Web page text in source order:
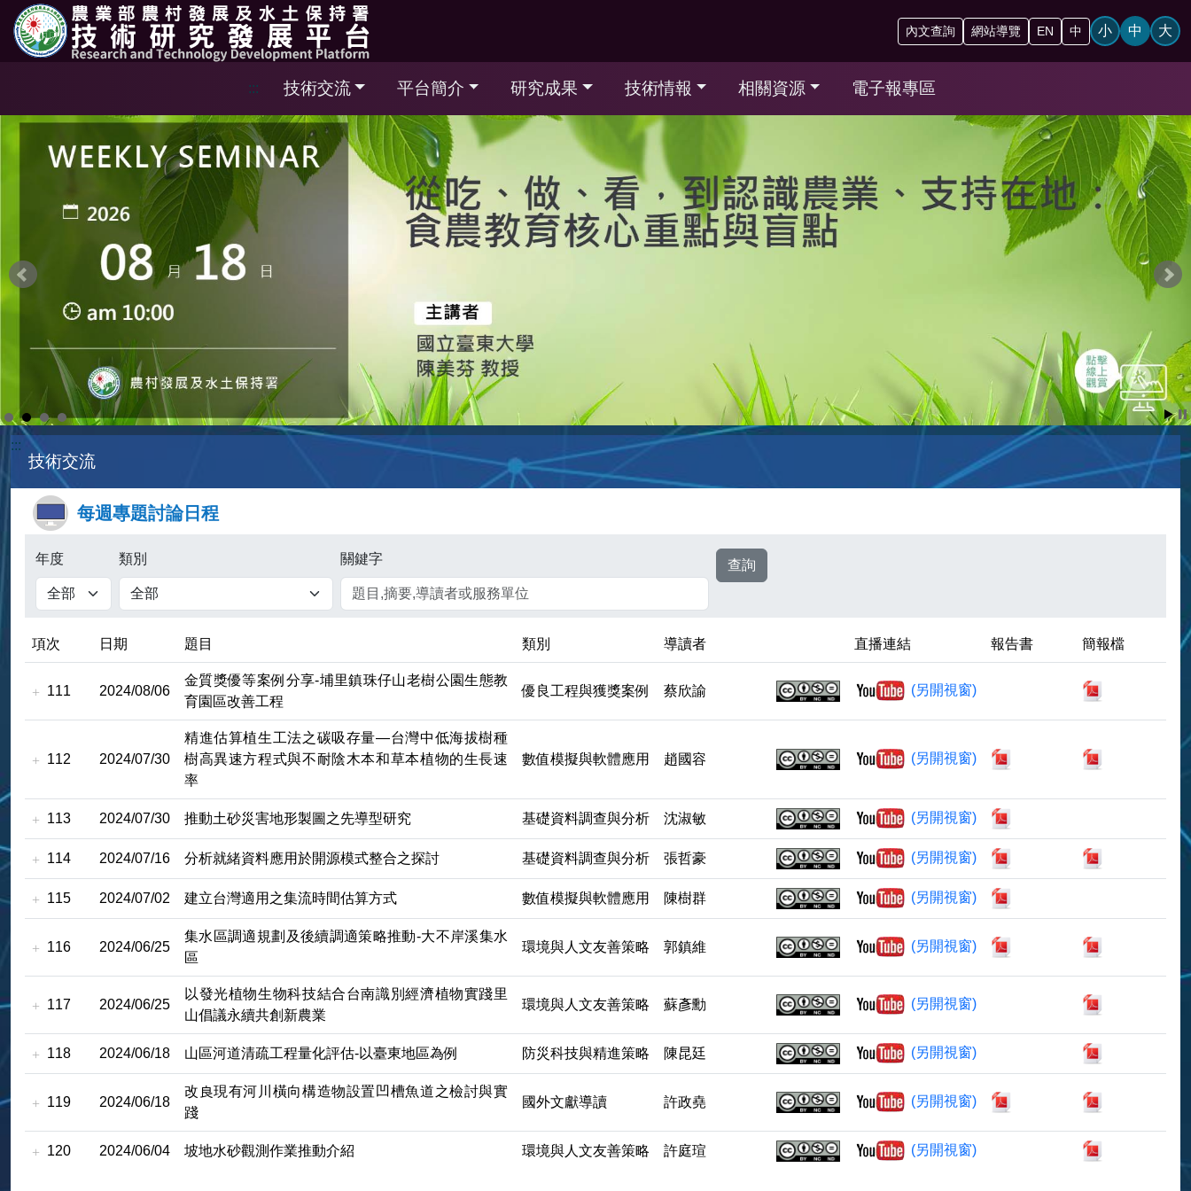
跳到主要內容區塊
內文查詢 網站導覽 EN 中 小 中 大
::: 技術交流 平台簡介 研究成果 技術情報 相關資源 電子報專區
:::
技術交流
每週專題討論日程
年度 類別 關鍵字
項次 日期 題目 類別 導讀者 直播連結 報告書 簡報檔
111 2024/08/06
金質獎優等案例分享-埔里鎮珠仔山老樹公園生態教
育園區改善工程
優良工程與獲獎案例 蔡欣諭 (另開視窗)
112 2024/07/30
精進估算植生工法之碳吸存量—台灣中低海拔樹種
樹高異速方程式與不耐陰木本和草本植物的生長速
率
數值模擬與軟體應用 趙國容 (另開視窗)
113 2024/07/30 推動土砂災害地形製圖之先導型研究 基礎資料調查與分析 沈淑敏 (另開視窗)
114 2024/07/16 分析就緒資料應用於開源模式整合之探討 基礎資料調查與分析 張哲豪 (另開視窗)
115 2024/07/02 建立台灣適用之集流時間估算方式 數值模擬與軟體應用 陳樹群 (另開視窗)
116 2024/06/25
集水區調適規劃及後續調適策略推動-大不岸溪集水
區
環境與人文友善策略 郭鎮維 (另開視窗)
117 2024/06/25
以發光植物生物科技結合台南識別經濟植物實踐里
山倡議永續共創新農業
環境與人文友善策略 蘇彥勳 (另開視窗)
118 2024/06/18 山區河道清疏工程量化評估-以臺東地區為例 防災科技與精進策略 陳昆廷 (另開視窗)
119 2024/06/18
改良現有河川橫向構造物設置凹槽魚道之檢討與實
踐
國外文獻導讀 許政堯 (另開視窗)
120 2024/06/04 坡地水砂觀測作業推動介紹 環境與人文友善策略 許庭瑄 (另開視窗)